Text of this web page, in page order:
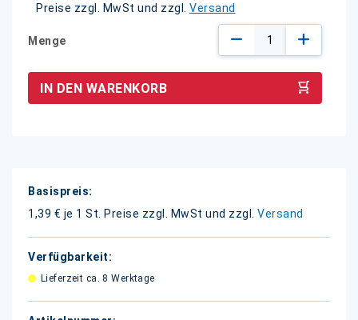
Preise zzgl. MwSt und zzgl. Versand
Menge
IN DEN WARENKORB
Weitere
Informationen
1,39 € je 1 St. Preise zzgl. MwSt und zzgl. Versand
Lieferzeit ca. 8 Werktage